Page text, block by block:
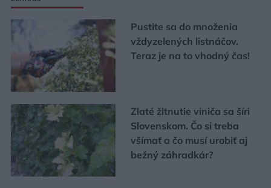
Pustite sa do množenia
vždyzelených listnáčov.
Teraz je na to vhodný čas!
Zlaté žltnutie viniča sa šíri
Slovenskom. Čo si treba
všímať a čo musí urobiť aj
bežný záhradkár?